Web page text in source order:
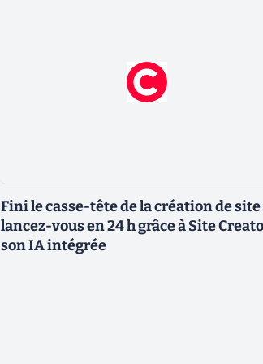
Fini le casse-tête de la création de site
lancez-vous en 24 h grâce à Site
son IA intégrée